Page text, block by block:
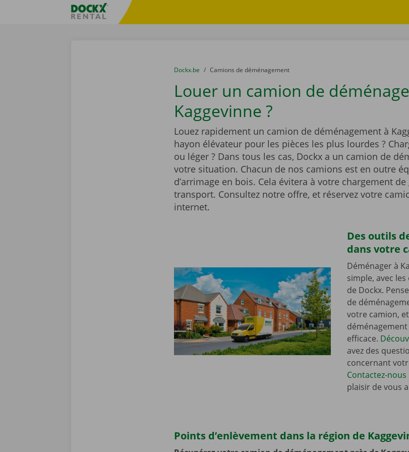
sitename
You are here:
du
Dockx.be to
Camions de déménagement
Louer un camion de
Kaggevinne ?
Louez rapidement un camion de déménagement à
hayon élévateur pour les pièces les plus lourdes ?
ou léger ? Dans tous les cas, Dockx a un camion de
votre situation. Chacun de nos camions est en outre
d’arrimage en bois. Cela évitera à votre chargement
transport. Consultez notre offre, et réservez votre
internet.
Des outils
dans votre
Déménager à
simple, avec
de Dockx.
de
votre camion,
efficace.
avez des
concernant
Contactez-nous
plaisir de vous
Points d’enlèvement dans la région de